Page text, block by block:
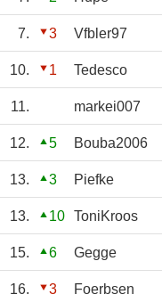
7. 3 Vfbler97
10. 1 Tedesco
11. markei007
12. 5 Bouba2006
13. 3 Piefke
13. 10 ToniKroos
15. 6 Gegge
16. 3 Foerbsen